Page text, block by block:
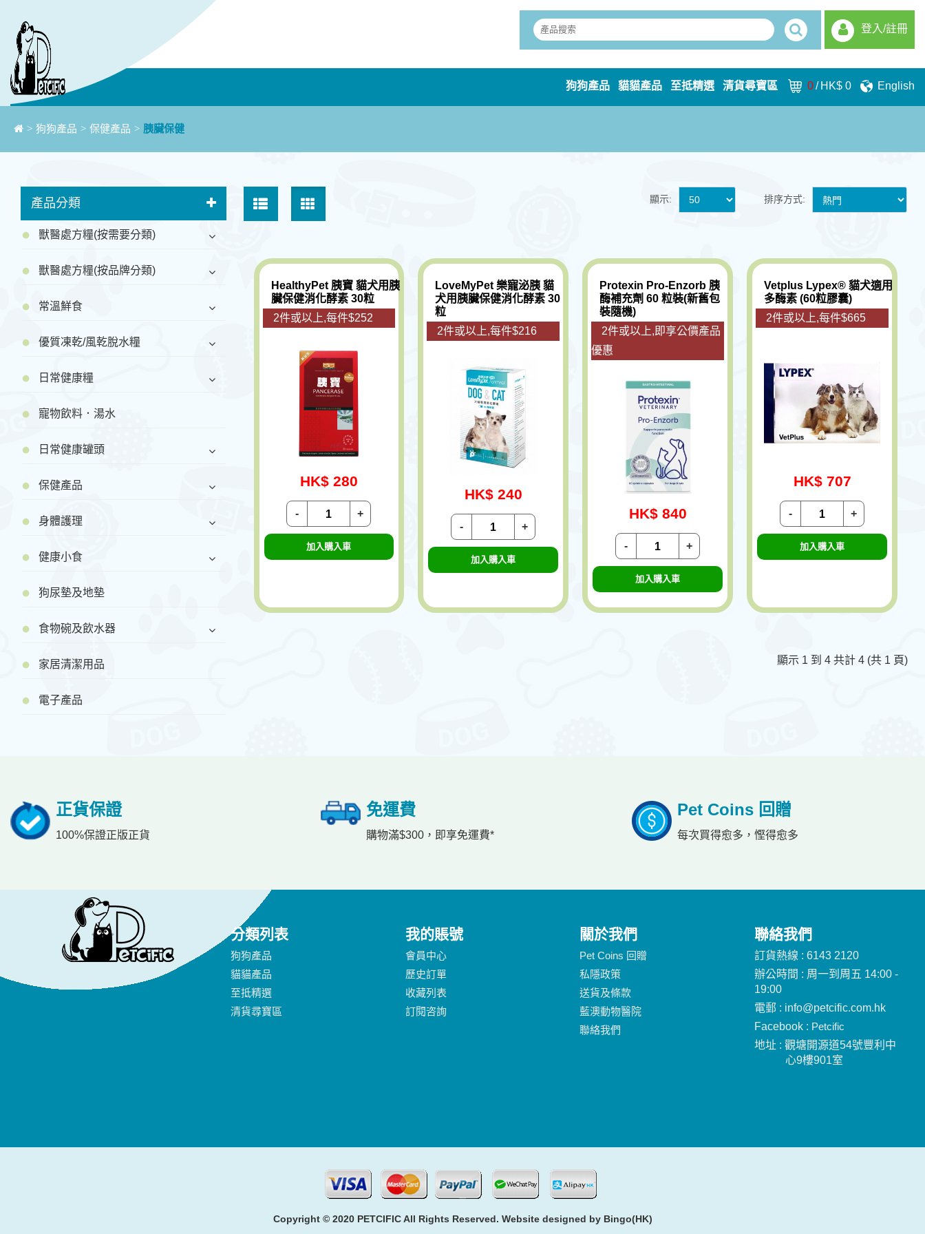
登入/註冊
狗狗產品 貓貓產品 至抵精選 清貨尋寶區 0/ HK$ 0 English
> 狗狗產品 > 保健產品 > 胰臟保健
產品分類
獸醫處方糧(按需要分類)
獸醫處方糧(按品牌分類)
常溫鮮食
優質凍乾/風乾脫水糧
日常健康糧
寵物飲料．湯水
日常健康罐頭
保健產品
身體護理
健康小食
狗尿墊及地墊
食物碗及飲水器
家居清潔用品
電子產品
排序方式:
顯示:
HealthyPet 胰寶 貓犬用胰
臟保健消化酵素 30粒
2件或以上,每件$252
HK$ 280
+
-
加入購入車
LoveMyPet 樂寵泌胰 貓
犬用胰臟保健消化酵素 30
粒
2件或以上,每件$216
HK$ 240
+
-
加入購入車
Protexin Pro-Enzorb 胰
酶補充劑 60 粒裝(新舊包
裝隨機)
2件或以上,即享公價產品
優惠
HK$ 840
+
-
加入購入車
Vetplus Lypex® 貓犬適用
多酶素 (60粒膠囊)
2件或以上,每件$665
HK$ 707
+
-
加入購入車
顯示 1 到 4 共計 4 (共 1 頁)
正貨保證
100%保證正版正貨
免運費
購物滿$300，即享免運費*
Pet Coins 回贈
每次買得愈多，慳得愈多
分類列表
狗狗產品
貓貓產品
至抵精選
清貨尋寶區
我的賬號
會員中心
歷史訂單
收藏列表
訂閱咨詢
關於我們
Pet Coins 回贈
私隱政策
送貨及條款
藍澳動物醫院
聯絡我們
聯絡我們
訂貨熱線 : 6143 2120
辦公時間 : 周一到周五 14:00 -
19:00
電郵 : info@petcific.com.hk
Facebook : Petcific
地址 : 觀塘開源道54號豐利中
心9樓901室
Copyright © 2020 PETCIFIC All Rights Reserved. Website designed by Bingo(HK)